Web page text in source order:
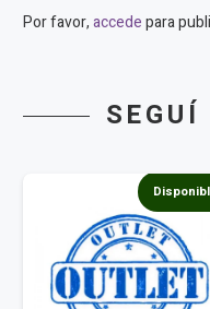
Por favor,accedepara
SEGUÍ